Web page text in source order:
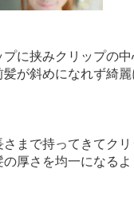
に挟みクリップの
髪が斜めになれず綺
まで持ってきてク
厚さを均一になる